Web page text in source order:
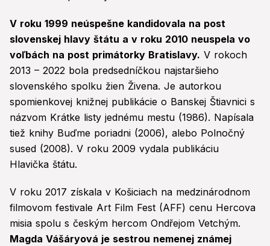
V roku 1999 neúspešne kandidovala na post
slovenskej hlavy štátu a v roku 2010 neuspela vo
voľbách na post primátorky Bratislavy. V rokoch
2013 – 2022 bola predsedníčkou najstaršieho
slovenského spolku žien Živena. Je autorkou
spomienkovej knižnej publikácie o Banskej Štiavnici s
názvom Krátke listy jednému mestu (1986). Napísala
tiež knihy Buďme poriadni (2006), alebo Polnočný
sused (2008). V roku 2009 vydala publikáciu
Hlavička štátu.
V roku 2017 získala v Košiciach na medzinárodnom
filmovom festivale Art Film Fest (AFF) cenu Hercova
misia spolu s českým hercom Ondřejom Vetchým.
Magda Vášáryová je sestrou nemenej známej